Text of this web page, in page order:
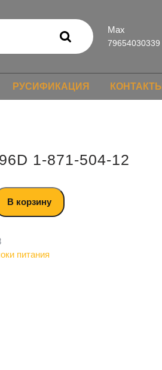
Max
79654030339
РУСИФИКАЦИЯ КОНТАКТЫ
1-871-504-12
В корзину
питания